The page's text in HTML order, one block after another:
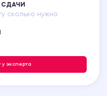
сколько нужно
у эксперта